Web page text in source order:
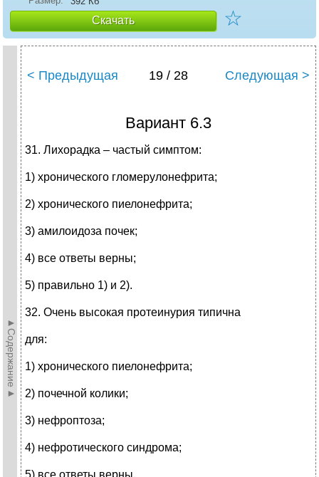
Скачать ☆
►Содержание►
< Предыдущая 19 / 28 Следующая >
Вариант 6.3
31. Лихорадка – частый симптом:
1) хронического гломерулонефрита;
2) хронического пиелонефрита;
3) амилоидоза почек;
4) все ответы верны;
5) правильно 1) и 2).
32. Очень высокая протеинурия типична
для:
1) хронического пиелонефрита;
2) почечной колики;
3) нефроптоза;
4) нефротического синдрома;